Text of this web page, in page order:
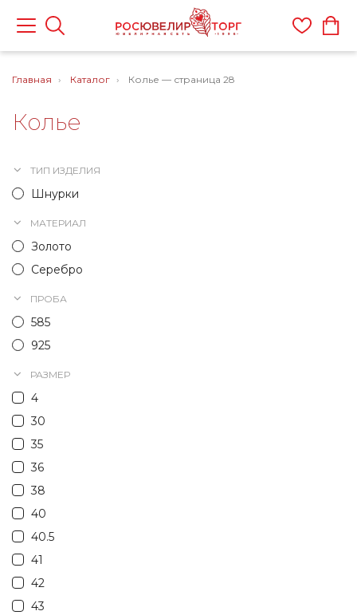
Главная Каталог Колье — страница 28
Колье
ТИП ИЗДЕЛИЯ
Шнурки
МАТЕРИАЛ
Золото
Серебро
ПРОБА
585
925
РАЗМЕР
4
30
35
36
38
40
40.5
41
42
43